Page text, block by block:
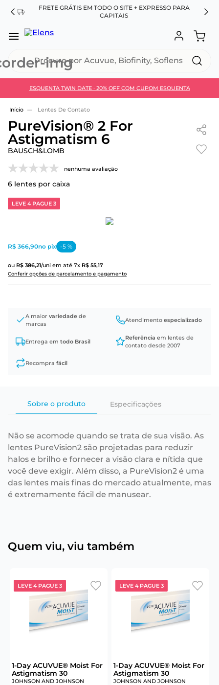
FRETE GRÁTIS EM TODO O SITE + EXPRESSO PARA
CAPITAIS
ESQUENTA TWIN DATE · 20% OFF COM CUPOM ESQUENTA
Use 30HOJE e ganhe 30% OFF + economia extra no
Lentes De Contato
PureVision® 2 For
Astigmatism 6
BAUSCH&LOMB
nenhuma avaliação
6 lentes por caixa
LEVE 4 PAGUE 3
ou R$ 386,21/uni em até 7x R$ 55,17
Conferir opções de parcelamento e pagamento
R$ 366,90no pix -5 %
A maior variedade de
marcas
Atendimento especializado
Entrega em todo Brasil
Referência em lentes de
contato desde 2007
Recompra fácil
Sobre o produto Especificações
Não se acomode quando se trata de sua visão. As
lentes PureVision2 são projetadas para reduzir
halos e brilho e fornecer a visão clara e nítida que
você deve exigir. Além disso, a PureVision2 é uma
das lentes mais finas do mercado atualmente, mas
é extremamente fácil de manusear.
Quem viu, viu também
LEVE 4 PAGUE 3
1-Day ACUVUE® Moist For
Astigmatism 30
JOHNSON AND JOHNSON
LEVE 4 PAGUE 3
1-Day ACUVUE® Moist For
Astigmatism 30
JOHNSON AND JOHNSON